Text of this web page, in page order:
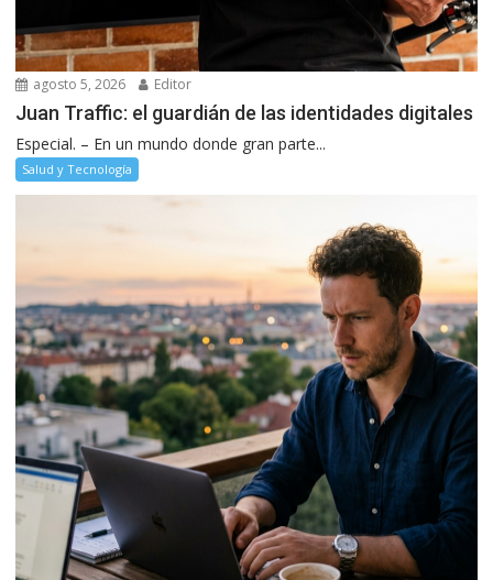
agosto 5, 2026 Editor
Juan Traffic: el guardián de las identidades digitales
Especial. – En un mundo donde gran parte...
Salud y Tecnología